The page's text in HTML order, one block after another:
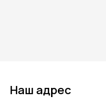
Наш адрес